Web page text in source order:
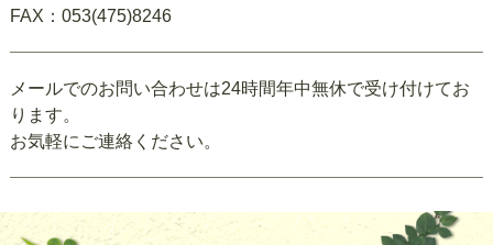
FAX：053(475)8246
メールでのお問い合わせは24時間年中無休で受け付けてお
ります。
お気軽にご連絡ください。